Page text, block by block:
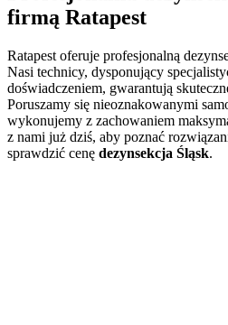
firmą Ratapest
Ratapest oferuje profesjonalną
Nasi technicy, dysponujący
doświadczeniem, gwarantują
Poruszamy się nieoznakowanymi
wykonujemy z zachowaniem
z nami już dziś, aby poznać
sprawdzić cenę dezynsekcja Śląsk.